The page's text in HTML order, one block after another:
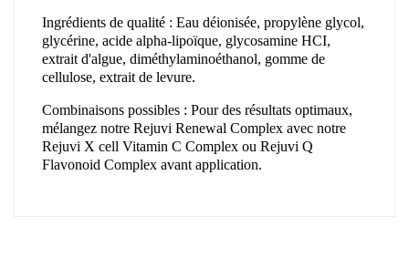
Ingrédients de qualité : Eau déionisée, propylène glycol,
glycérine, acide alpha-lipoïque, glycosamine HCI,
extrait d'algue, diméthylaminoéthanol, gomme de
cellulose, extrait de levure.
Combinaisons possibles : Pour des résultats optimaux,
mélangez notre Rejuvi Renewal Complex avec notre
Rejuvi X cell Vitamin C Complex ou Rejuvi Q
Flavonoid Complex avant application.